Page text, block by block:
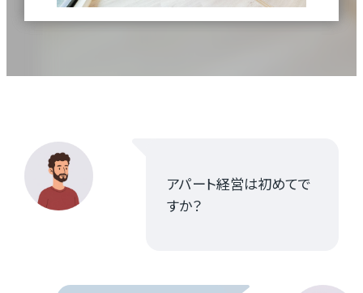
資料請求はこちら
会社概要
個人情報保護方針
アパート経営は初めてで
すか？